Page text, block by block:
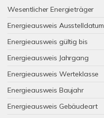
Wesentlicher Energieträger
Energieausweis Ausstelldatum
Energieausweis gültig bis
Energieausweis Jahrgang
Energieausweis Werteklasse
Energieausweis Baujahr
Energieausweis Gebäudeart